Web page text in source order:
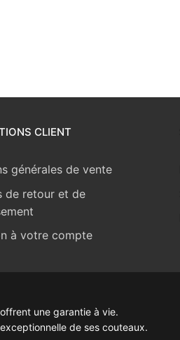
CLIENT
générales de vente
de retour et de
à votre compte
une garantie à vie.
de ses couteaux.